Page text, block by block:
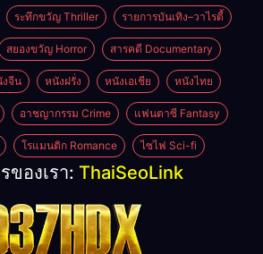
ระทึกขวัญ Thriller รายการบันเทิง–วาไรตี้
สยองขวัญ Horror สารคดี Documentary
จีน หนังฝรั่ง หนังเอเชีย หนังไทย
อาชญากรรม Crime แฟนตาซี Fantasy
โรแมนติก Romance ไซไฟ Sci-fi
ของเรา: ThaiSeoLink